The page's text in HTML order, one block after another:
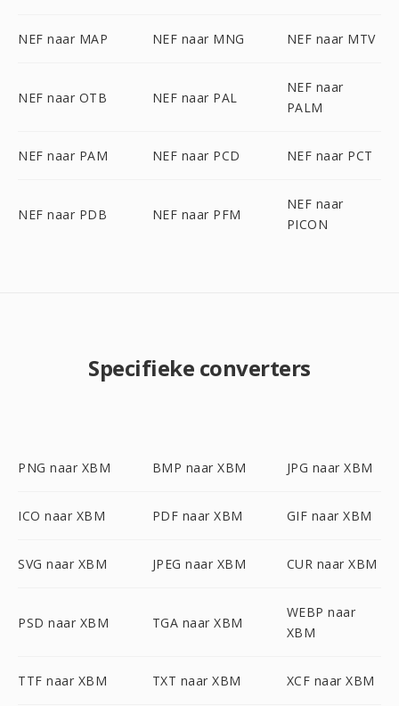
NEF naar MAP NEF naar MNG NEF naar MTV
NEF naar OTB NEF naar PAL
NEF naar
PALM
NEF naar PAM NEF naar PCD NEF naar PCT
NEF naar PDB NEF naar PFM
NEF naar
PICON
Specifieke converters
PNG naar XBM BMP naar XBM JPG naar XBM
ICO naar XBM PDF naar XBM GIF naar XBM
SVG naar XBM JPEG naar XBM CUR naar XBM
PSD naar XBM TGA naar XBM
WEBP naar
XBM
TTF naar XBM TXT naar XBM XCF naar XBM